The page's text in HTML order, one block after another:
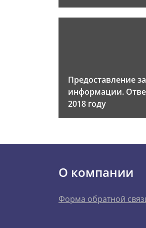
Предоставление
информации.
2018 году
О компании
Форма обратной